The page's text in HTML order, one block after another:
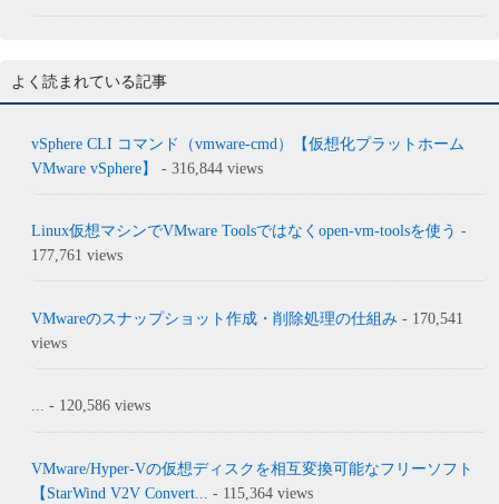
よく読まれている記事
vSphere CLI コマンド（vmware-cmd）【仮想化プラットホーム
VMware vSphere】
- 316,844 views
Linux仮想マシンでVMware Toolsではなくopen-vm-toolsを使う -
177,761 views
VMwareのスナップショット作成・削除処理の仕組み - 170,541
views
... - 120,586 views
VMware/Hyper-Vの仮想ディスクを相互変換可能なフリーソフト
【StarWind V2V Convert...
- 115,364 views